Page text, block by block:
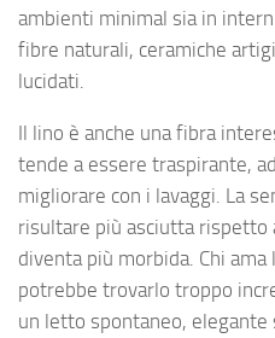
ambienti minimal sia in
fibre naturali, ceramiche
lucidati.
Il lino è anche una fibra
tende a essere traspirante,
migliorare con i lavaggi. La
risultare più asciutta rispetto
diventa più morbida. Chi
potrebbe trovarlo troppo
un letto spontaneo,